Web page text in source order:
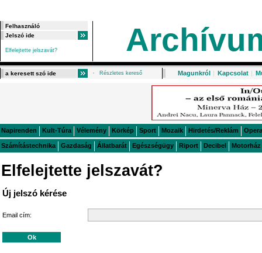
Elfelejtette jelszavát?
Részletes kereső Magunkról | Kapcsolat |
Napirenden Kult-Túra Vélemény Körkép Sport Mozaik Hirdetés/Reklám Opera
Számítástechnika Gazdaság Állatbarát Egészségügy Riport Decibel Motorház
Elfelejtette jelszavát?
Új jelszó kérése
Email cím: